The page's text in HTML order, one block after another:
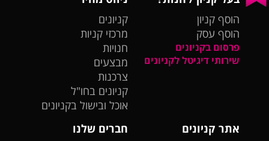
הוסף קניון
הוסף עסק
פרסום בקניונים
שירותי דיגיטל לקניונים
קניונים
מרכזי קניות
חנויות
מבצעים
צרכנות
קניונים בחו"ל
אוכל ובישול בקניונים
אתר קניונים
חברים שלנו